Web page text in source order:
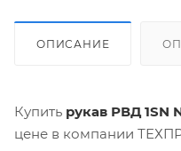
ОПИСАНИЕ
Купить рукав РВД 1SN
цене в компании